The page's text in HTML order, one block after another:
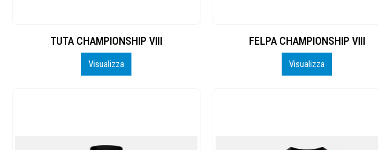
TUTA CHAMPIONSHIP VIII
Visualizza
FELPA CHAMPIONSHIP VIII
Visualizza